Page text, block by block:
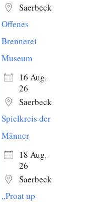
Saerbeck
Offenes
Brennerei
Museum
16 Aug.
26
Saerbeck
Spielkreis der
Männer
18 Aug.
26
Saerbeck
„Proat up